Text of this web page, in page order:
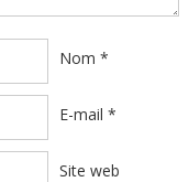
Nom *
E-mail *
Site web